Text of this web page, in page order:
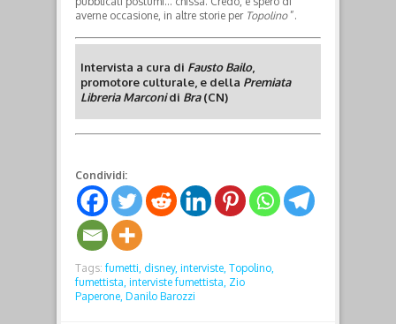
averne occasione, in altre storie per Topolino”.
Intervista a cura di Fausto Bailo,
promotore culturale, e della Premiata
Libreria Marconidi Bra(CN)
Condividi:
Tags: fumetti, disney, interviste, Topolino,
fumettista, interviste fumettista, Zio
Paperone, Danilo Barozzi